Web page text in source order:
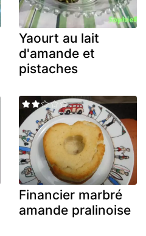
Yaourt au lait
d'amande et
pistaches
Financier marbré
amande pralinoise